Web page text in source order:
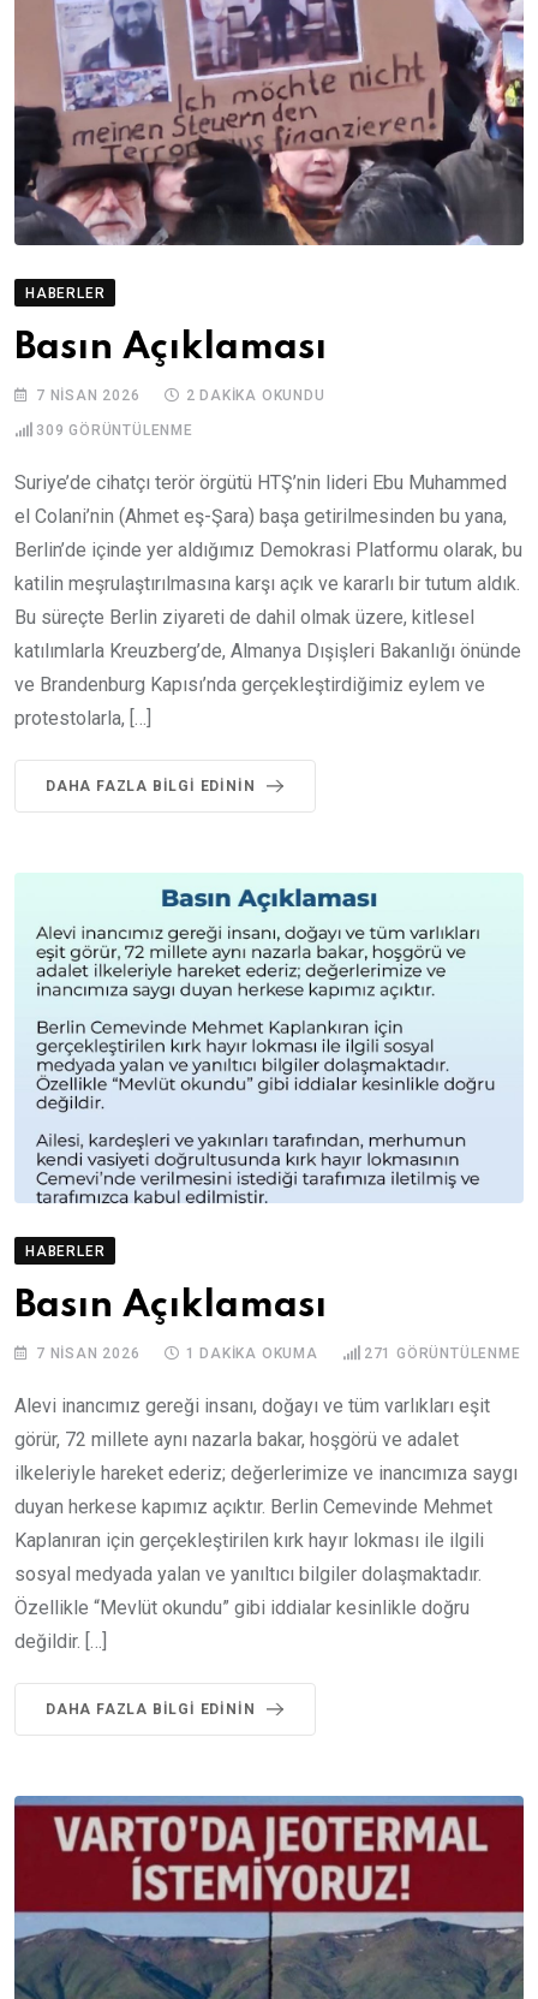
HABERLER
Basın Açıklaması
7 NISAN 2026 2 DAKIKA OKUNDU
309 GÖRÜNTÜLENME
Suriye’de cihatçı terör örgütü HTŞ’nin lideri Ebu Muhammed
el Colani’nin (Ahmet eş-Şara) başa getirilmesinden bu yana,
Berlin’de içinde yer aldığımız Demokrasi Platformu olarak, bu
katilin meşrulaştırılmasına karşı açık ve kararlı bir tutum aldık.
Bu süreçte Berlin ziyareti de dahil olmak üzere, kitlesel
katılımlarla Kreuzberg’de, Almanya Dışişleri Bakanlığı önünde
ve Brandenburg Kapısı’nda gerçekleştirdiğimiz eylem ve
protestolarla, […]
DAHA FAZLA BILGI EDININ
HABERLER
Basın Açıklaması
7 NISAN 2026 1 DAKIKA OKUMA 271 GÖRÜNTÜLENME
Alevi inancımız gereği insanı, doğayı ve tüm varlıkları eşit
görür, 72 millete aynı nazarla bakar, hoşgörü ve adalet
ilkeleriyle hareket ederiz; değerlerimize ve inancımıza saygı
duyan herkese kapımız açıktır. Berlin Cemevinde Mehmet
Kaplanıran için gerçekleştirilen kırk hayır lokması ile ilgili
sosyal medyada yalan ve yanıltıcı bilgiler dolaşmaktadır.
Özellikle “Mevlüt okundu” gibi iddialar kesinlikle doğru
değildir. […]
DAHA FAZLA BILGI EDININ